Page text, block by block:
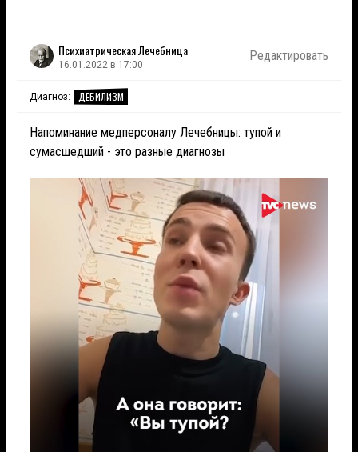
Психиатрическая Лечебница
16.01.2022 в 17:00
Редактировать
Диагноз: ДЕБИЛИЗМ
Напоминание медперсоналу Лечебницы: тупой и
сумасшедший - это разные диагнозы